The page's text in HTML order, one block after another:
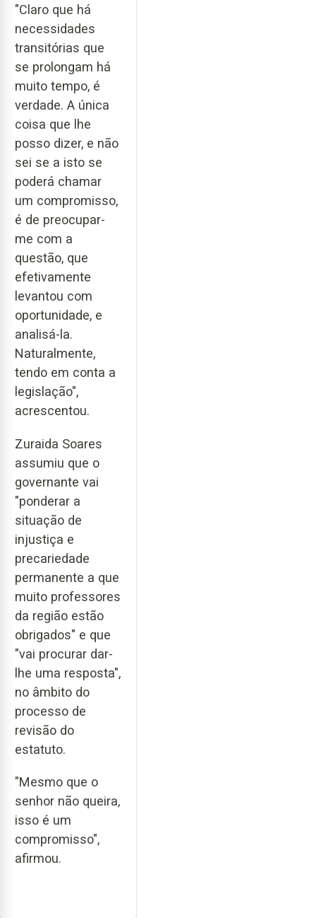
"Claro que há
necessidades
transitórias que
se prolongam há
muito tempo, é
verdade. A única
coisa que lhe
posso dizer, e não
sei se a isto se
poderá chamar
um compromisso,
é de preocupar-
me com a
questão, que
efetivamente
levantou com
oportunidade, e
analisá-la.
Naturalmente,
tendo em conta a
legislação",
acrescentou.
Zuraida Soares
assumiu que o
governante vai
"ponderar a
situação de
injustiça e
precariedade
permanente a que
muito professores
da região estão
obrigados" e que
"vai procurar dar-
lhe uma resposta",
no âmbito do
processo de
revisão do
estatuto.
"Mesmo que o
senhor não queira,
isso é um
compromisso",
afirmou.